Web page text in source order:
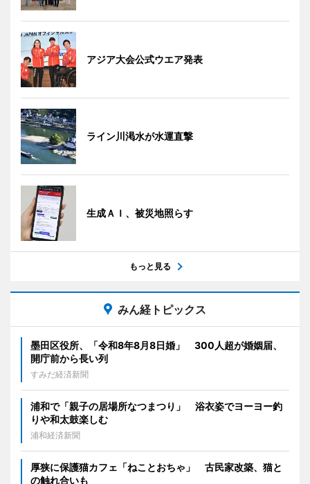
アジア大会公式ウエア発表
ライン川渇水が水運直撃
生成ＡＩ、被災地照らす
もっと見る
みん経トピックス
墨田区役所、「令和8年8月8日婚」 300人超が婚姻届、
開庁前から長い列
すみだ経済新聞
浦和で「親子の居場所なつまつり」 浴衣姿でヨーヨー釣
りや和太鼓楽しむ
浦和経済新聞
厚狭に保護猫カフェ「ねことおちゃ」 古民家改築、猫と
の触れ合いも